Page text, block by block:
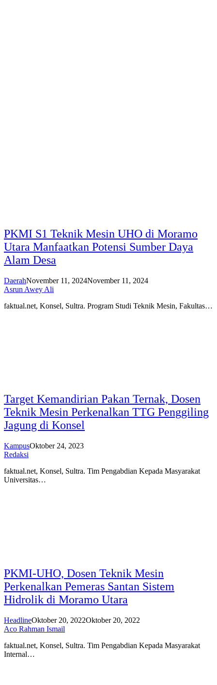
PKMI S1 Teknik Mesin UHO di Moramo
Utara Manfaatkan Potensi Sumber Daya
Alam Desa
DaerahNovember 11, 2024November 11, 2024
Asrun Awey Ali
faktual.net, Konsel, Sultra. Program Studi Teknik Mesin, Fakultas…
Target Kemandirian Pakan Ternak, Dosen
Teknik Mesin Perkenalkan TTG Penggiling
Jagung di Konsel
KampusOktober 24, 2023
Redaksi
faktual.net, Konsel, Sultra. Tim Pengabdian Kepada Masyarakat
Universitas…
PKMI-UHO, Dosen Teknik Mesin
Perkenalkan Pemeras Santan Sistem
Hidrolik di Moramo Utara
HeadlineOktober 20, 2022Oktober 20, 2022
Aco Rahman Ismail
faktual.net, Konsel, Sultra. Tim Pengabdian Kepada Masyarakat
Internal…